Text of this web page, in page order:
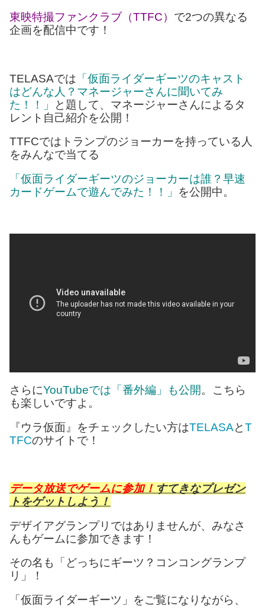
東映特撮ファンクラブ（TTFC） で2つの異なる
企画を配信中です！
TELASAでは 「仮面ライダーギーツのキャスト
はどんな人？マネージャーさんに聞いてみ
た！！」
と題して、マネージャーさんによるタ
レント自己紹介を公開！
TTFCではトランプのジョーカーを持っている人
をみんなで当てる
「仮面ライダーギーツのジョーカーは誰？早速
カードゲームで遊んでみた！！」 を公開中。
さらにYouTubeでは「番外編」も公開。こちら
も楽しいですよ。
『ウラ仮面』をチェックしたい方はTELASAとT
TFCのサイトで！
データ放送でゲームに参加！ すてきなプレゼン
トをゲットしよう！
デザイアグランプリではありませんが、みなさ
んもゲームに参加できます！
その名も「どっちにギーツ？コンコングランプ
リ」！
「仮面ライダーギーツ」をご覧になりながら、